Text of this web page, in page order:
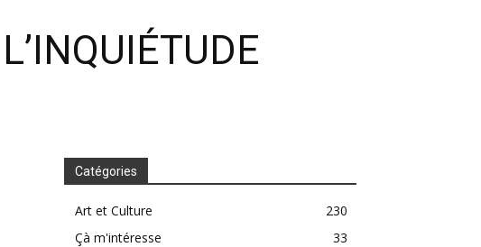
Catégories
Art et Culture
230
Çà m'intéresse
33